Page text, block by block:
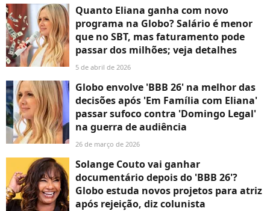
Quanto Eliana ganha com novo
programa na Globo? Salário é menor
que no SBT, mas faturamento pode
passar dos milhões; veja detalhes
5 de abril de 2026
Globo envolve 'BBB 26' na melhor das
decisões após 'Em Família com Eliana'
passar sufoco contra 'Domingo Legal'
na guerra de audiência
26 de março de 2026
Solange Couto vai ganhar
documentário depois do 'BBB 26'?
Globo estuda novos projetos para atriz
após rejeição, diz colunista